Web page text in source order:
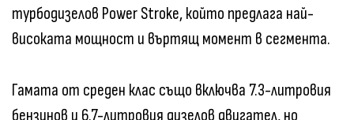
турбодизелов Power Stroke, който предлага най-
високата мощност и въртящ момент в сегмента.
Гамата от среден клас също включва 7.3-литровия
бензинов и 6.7-литровия дизелов двигател, но